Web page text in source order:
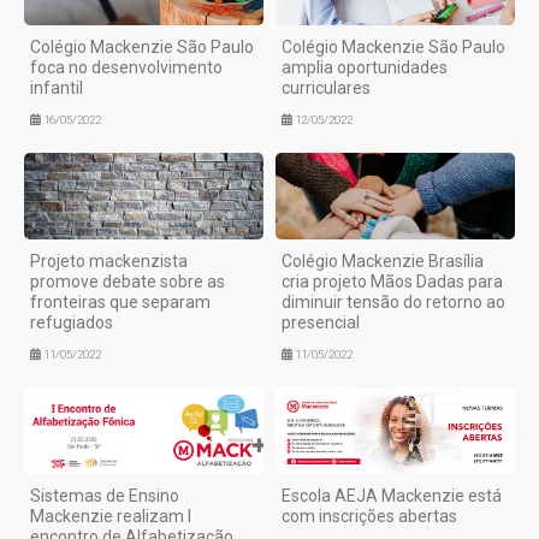
Colégio Mackenzie São Paulo
foca no desenvolvimento
infantil
16/05/2022
Colégio Mackenzie São Paulo
amplia oportunidades
curriculares
12/05/2022
Projeto mackenzista
promove debate sobre as
fronteiras que separam
refugiados
11/05/2022
Colégio Mackenzie Brasília
cria projeto Mãos Dadas para
diminuir tensão do retorno ao
presencial
11/05/2022
Sistemas de Ensino
Mackenzie realizam I
Escola AEJA Mackenzie está
com inscrições abertas